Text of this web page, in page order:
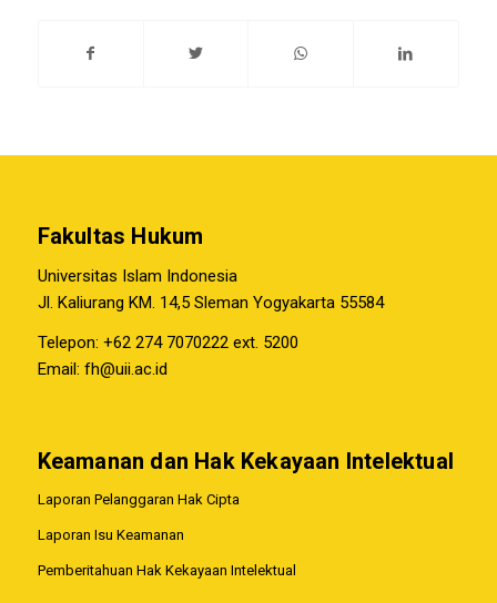
Fakultas Hukum
Universitas Islam Indonesia
Jl. Kaliurang KM. 14,5 Sleman Yogyakarta 55584
Telepon: +62 274 7070222 ext. 5200
Email: fh@uii.ac.id
Keamanan dan Hak Kekayaan Intelektual
Laporan Pelanggaran Hak Cipta
Laporan Isu Keamanan
Pemberitahuan Hak Kekayaan Intelektual